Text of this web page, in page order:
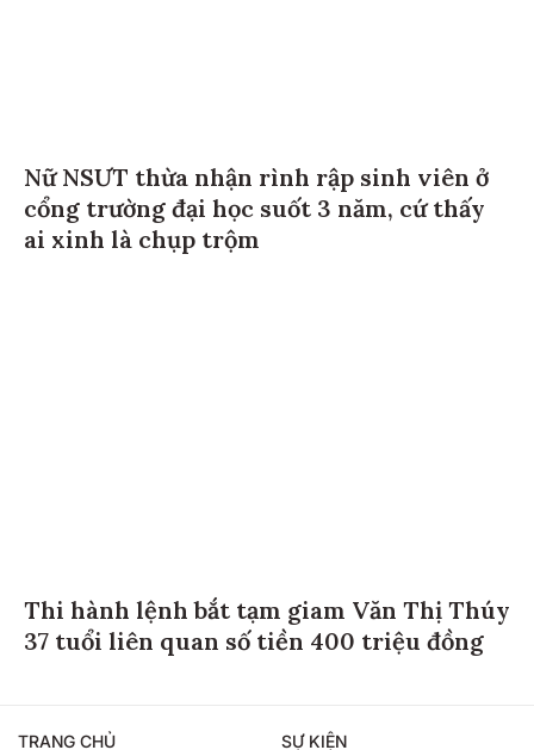
Nữ NSƯT thừa nhận rình rập sinh viên ở
cổng trường đại học suốt 3 năm, cứ thấy
ai xinh là chụp trộm
Thi hành lệnh bắt tạm giam Văn Thị Thúy
37 tuổi liên quan số tiền 400 triệu đồng
TRANG CHỦ SỰ KIỆN